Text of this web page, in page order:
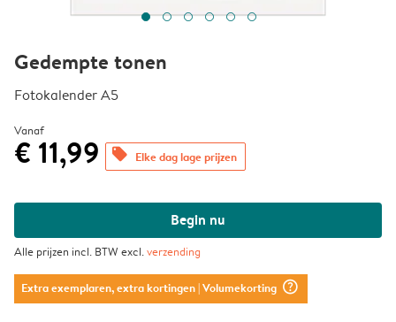
Gedempte tonen
Fotokalender A5
Vanaf
€ 11,99 offers Elke dag lage prijzen
Begin nu
Alle prijzen incl. BTW excl.verzending
Extra exemplaren, extra kortingen| Volumekorting question_mark_circle